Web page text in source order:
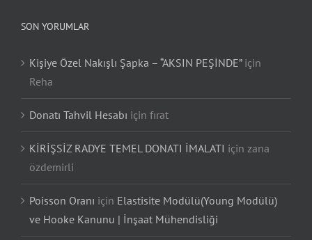
SON YORUMLAR
Kişiye Özel Nakışlı Şapka – “AKSIN PEŞİNDE”için
Reha
Donatı Tahvil Hesabı için fırat
KİRİŞSİZ RADYE TEMEL DONATI İMALATI için zana
özdemirli
Poisson Oranı için Elastisite Modülü(Young Modülü)
ve Hooke Kanunu | İnşaat Mühendisliği